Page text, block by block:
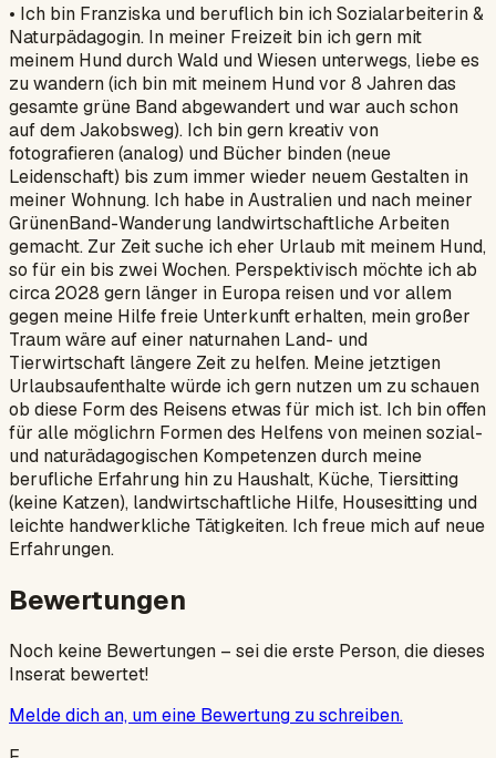
• Ich bin Franziska und beruflich bin ich Sozialarbeiterin &
Naturpädagogin. In meiner Freizeit bin ich gern mit
meinem Hund durch Wald und Wiesen unterwegs, liebe es
zu wandern (ich bin mit meinem Hund vor 8 Jahren das
gesamte grüne Band abgewandert und war auch schon
auf dem Jakobsweg). Ich bin gern kreativ von
fotografieren (analog) und Bücher binden (neue
Leidenschaft) bis zum immer wieder neuem Gestalten in
meiner Wohnung. Ich habe in Australien und nach meiner
GrünenBand-Wanderung landwirtschaftliche Arbeiten
gemacht. Zur Zeit suche ich eher Urlaub mit meinem Hund,
so für ein bis zwei Wochen. Perspektivisch möchte ich ab
circa 2028 gern länger in Europa reisen und vor allem
gegen meine Hilfe freie Unterkunft erhalten, mein großer
Traum wäre auf einer naturnahen Land- und
Tierwirtschaft längere Zeit zu helfen. Meine jetztigen
Urlaubsaufenthalte würde ich gern nutzen um zu schauen
ob diese Form des Reisens etwas für mich ist. Ich bin offen
für alle möglichrn Formen des Helfens von meinen sozial-
und naturädagogischen Kompetenzen durch meine
berufliche Erfahrung hin zu Haushalt, Küche, Tiersitting
(keine Katzen), landwirtschaftliche Hilfe, Housesitting und
leichte handwerkliche Tätigkeiten. Ich freue mich auf neue
Erfahrungen.
Bewertungen
Noch keine Bewertungen – sei die erste Person, die dieses
Inserat bewertet!
Melde dich an, um eine Bewertung zu schreiben.